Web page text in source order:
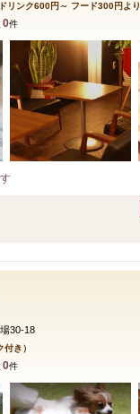
リンク600円～ フード300円より
0件
30-18
き）
0件